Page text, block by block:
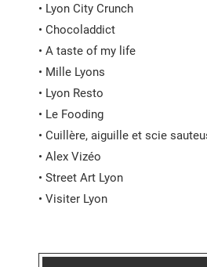
• Lyon City Crunch
• Chocoladdict
• A taste of my life
• Mille Lyons
• Lyon Resto
• Le Fooding
• Cuillère, aiguille et scie
• Alex Vizéo
• Street Art Lyon
• Visiter Lyon